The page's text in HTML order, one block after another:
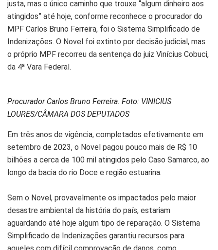
justa, mas o único caminho que trouxe “algum dinheiro aos
atingidos” até hoje, conforme reconhece o procurador do
MPF Carlos Bruno Ferreira, foi o Sistema Simplificado de
Indenizações. O Novel foi extinto por decisão judicial, mas
o próprio MPF recorreu da sentença do juiz Vinícius Cobuci,
da 4ª Vara Federal.
Procurador Carlos Bruno Ferreira. Foto: VINICIUS
LOURES/CÂMARA DOS DEPUTADOS
Em três anos de vigência, completados efetivamente em
setembro de 2023, o Novel pagou pouco mais de R$ 10
bilhões a cerca de 100 mil atingidos pelo Caso Samarco, ao
longo da bacia do rio Doce e região estuarina.
Sem o Novel, provavelmente os impactados pelo maior
desastre ambiental da história do país, estariam
aguardando até hoje algum tipo de reparação. O Sistema
Simplificado de Indenizações garantiu recursos para